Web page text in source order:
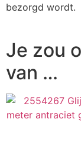
bezorgd wordt.
Je zou
van …